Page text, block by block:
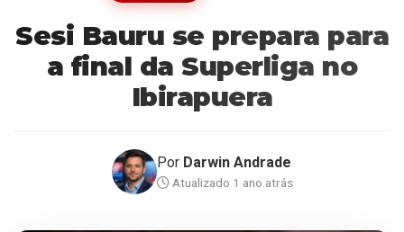
Sesi Bauru se prepara para
a final da Superliga no
Ibirapuera
Por Darwin Andrade
Atualizado 1 ano atrás